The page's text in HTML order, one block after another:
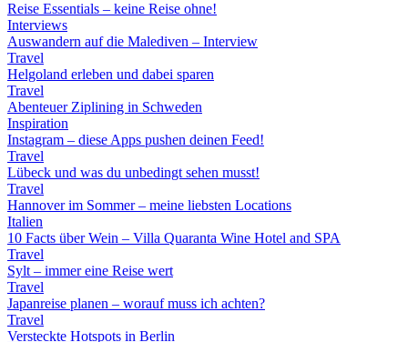
Reise Essentials – keine Reise ohne!
Interviews
Auswandern auf die Malediven – Interview
Travel
Helgoland erleben und dabei sparen
Travel
Abenteuer Ziplining in Schweden
Inspiration
Instagram – diese Apps pushen deinen Feed!
Travel
Lübeck und was du unbedingt sehen musst!
Travel
Hannover im Sommer – meine liebsten Locations
Italien
10 Facts über Wein – Villa Quaranta Wine Hotel and SPA
Travel
Sylt – immer eine Reise wert
Travel
Japanreise planen – worauf muss ich achten?
Travel
Versteckte Hotspots in Berlin